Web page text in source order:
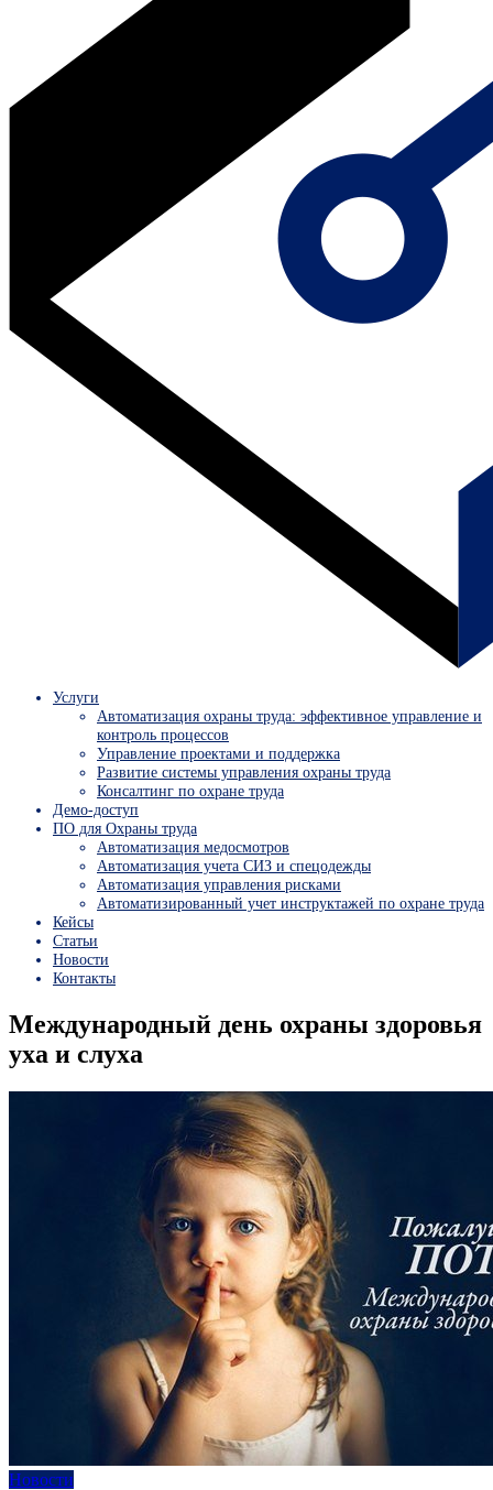
Услуги
Автоматизация охраны труда: эффективное управление и
контроль процессов
Управление проектами и поддержка
Развитие системы управления охраны труда
Консалтинг по охране труда
Демо-доступ
ПО для Охраны труда
Автоматизация медосмотров
Автоматизация учета СИЗ и спецодежды
Автоматизация управления рисками
Автоматизированный учет инструктажей по охране труда
Кейсы
Статьи
Новости
Контакты
Международный день охраны здоровья
уха и слуха
Новости